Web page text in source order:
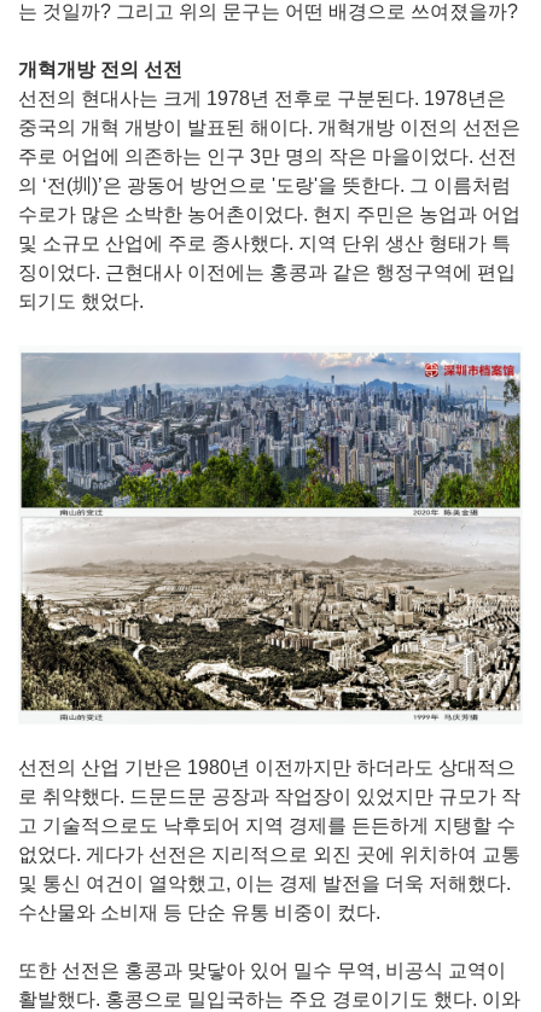
는 것일까? 그리고 위의 문구는 어떤 배경으로 쓰여졌을까?
개혁개방 전의 선전
선전의 현대사는 크게 1978년 전후로 구분된다. 1978년은
중국의 개혁 개방이 발표된 해이다. 개혁개방 이전의 선전은
주로 어업에 의존하는 인구 3만 명의 작은 마을이었다. 선전
의 ‘전(圳)’은 광동어 방언으로 '도랑'을 뜻한다. 그 이름처럼
수로가 많은 소박한 농어촌이었다. 현지 주민은 농업과 어업
및 소규모 산업에 주로 종사했다. 지역 단위 생산 형태가 특
징이었다. 근현대사 이전에는 홍콩과 같은 행정구역에 편입
되기도 했었다.
선전의 산업 기반은 1980년 이전까지만 하더라도 상대적으
로 취약했다. 드문드문 공장과 작업장이 있었지만 규모가 작
고 기술적으로도 낙후되어 지역 경제를 든든하게 지탱할 수
없었다. 게다가 선전은 지리적으로 외진 곳에 위치하여 교통
및 통신 여건이 열악했고, 이는 경제 발전을 더욱 저해했다.
수산물와 소비재 등 단순 유통 비중이 컸다.
또한 선전은 홍콩과 맞닿아 있어 밀수 무역, 비공식 교역이
활발했다. 홍콩으로 밀입국하는 주요 경로이기도 했다. 이와